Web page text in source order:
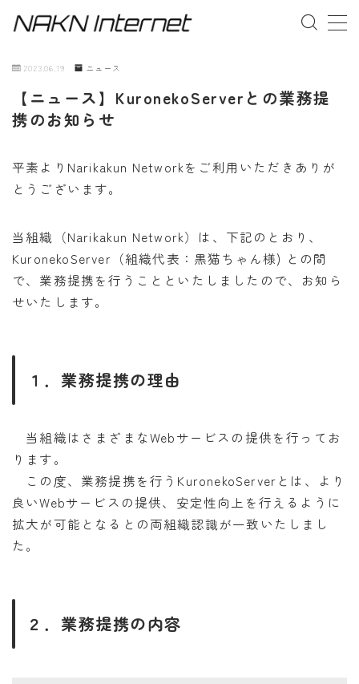
MENU
事業概要
2023.06.19 ニュース
【ニュース】KuronekoServerとの業務提
携のお知らせ
平素よりNarikakun Networkをご利用いただきありが
とうございます。
当組織（Narikakun Network）は、下記のとおり、
KuronekoServer（組織代表：黒猫ちゃん様) との間
で、業務提携を行うことといたしましたので、お知ら
せいたします。
１．業務提携の理由
当組織はさまざまなWebサービスの提供を行ってお
ります。
この度、業務提携を行うKuronekoServerとは、より
良いWebサービスの提供、安定性向上を行えるように
拡大が可能となるとの両組織認識が一致いたしまし
た。
２．業務提携の内容